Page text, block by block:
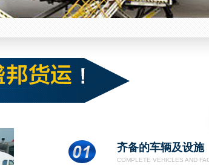
齐备的车辆及设施
COMPLETE VEHICLES AND